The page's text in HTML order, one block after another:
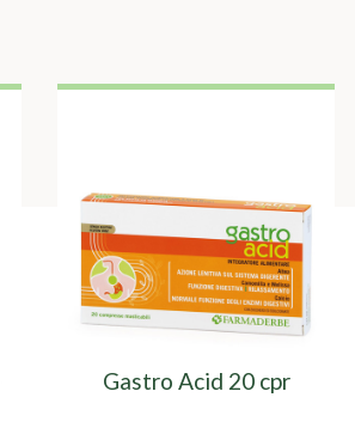
Gastro Acid 20 cpr